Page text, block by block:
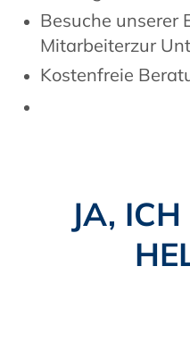
Besuche unserer
Mitarbeiterzur
Kostenfreie
JA,